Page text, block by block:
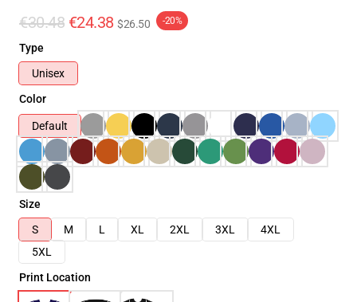
€30.48 €24.38 $26.50 -20%
Type
Unisex
Color
Default
Size
S
M L XL 2XL 3XL
4XL
5XL
Print Location